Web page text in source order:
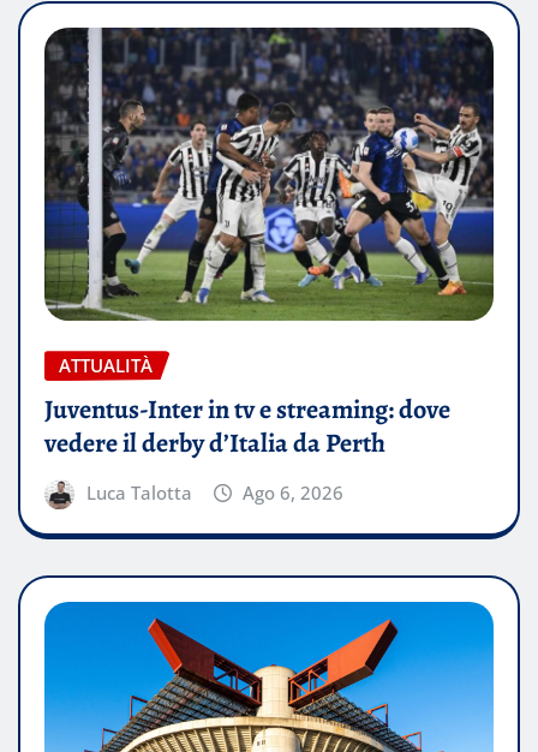
ATTUALITÀ
Juventus-Inter in tv e streaming: dove
vedere il derby d’Italia da Perth
Luca Talotta Ago 6, 2026